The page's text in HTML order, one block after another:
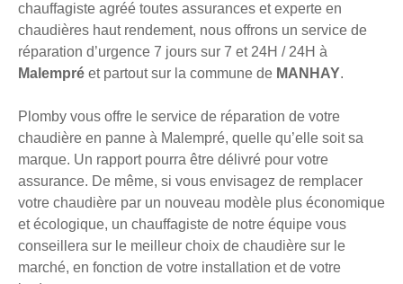
chauffagiste agréé toutes assurances et experte en
chaudières haut rendement, nous offrons un service de
réparation d’urgence 7 jours sur 7 et 24H / 24H à
Malempré et partout sur la commune de MANHAY.
Plomby vous offre le service de réparation de votre
chaudière en panne à Malempré, quelle qu’elle soit sa
marque. Un rapport pourra être délivré pour votre
assurance. De même, si vous envisagez de remplacer
votre chaudière par un nouveau modèle plus économique
et écologique, un chauffagiste de notre équipe vous
conseillera sur le meilleur choix de chaudière sur le
marché, en fonction de votre installation et de votre